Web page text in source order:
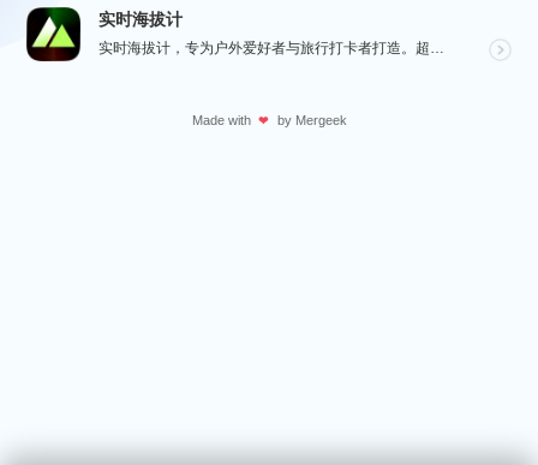
实时海拔计
实时海拔计，专为户外爱好者与旅行打卡者打造。超大字号实时海拔、GPS 经纬度、气压与指南针数据一屏呈...
Made with ❤ by Mergeek